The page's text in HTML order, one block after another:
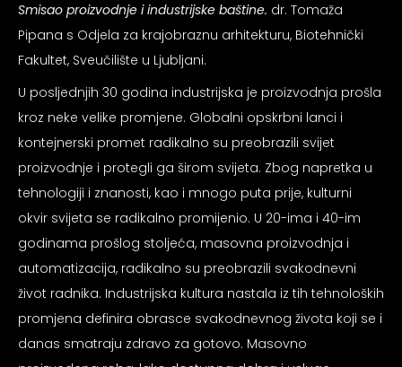
Smisao proizvodnje i industrijske baštine. dr. Tomaža
Pipana s Odjela za krajobraznu arhitekturu, Biotehnički
Fakultet, Sveučilište u Ljubljani.
U posljednjih 30 godina industrijska je proizvodnja prošla
kroz neke velike promjene. Globalni opskrbni lanci i
kontejnerski promet radikalno su preobrazili svijet
proizvodnje i protegli ga širom svijeta. Zbog napretka u
tehnologiji i znanosti, kao i mnogo puta prije, kulturni
okvir svijeta se radikalno promijenio. U 20-ima i 40-im
godinama prošlog stoljeća, masovna proizvodnja i
automatizacija, radikalno su preobrazili svakodnevni
život radnika. Industrijska kultura nastala iz tih tehnoloških
promjena definira obrasce svakodnevnog života koji se i
danas smatraju zdravo za gotovo. Masovno
vida